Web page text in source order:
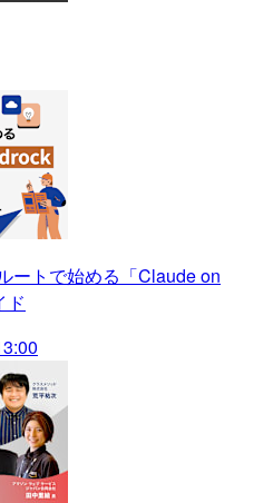
ートで始める「Claude on
ド